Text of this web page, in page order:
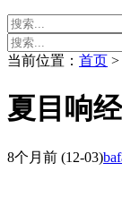
当前位置： 首页 >
夏目响
8个月前 (12-03)